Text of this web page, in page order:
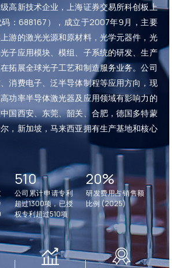
高新技术企业，上海证券交易所科创板上
：688167），成立于2007年9月，主要
游的激光光源和原材料，光学元器件，光
子应用模块、模组、子系统的研发、生产
拓展全球光子工艺和制造服务业务。公司
消费电子、泛半导体制程等应用方向，现
功率半导体激光器及应用领域有影响力的
国西安、东莞、韶关、合肥，德国多特蒙
，新加坡，马来西亚拥有生产基地和核心
510
公司累计申请专利
超过1300项，已授
权专利超过510项
20%
研发费用占销售额
比例 (2025)